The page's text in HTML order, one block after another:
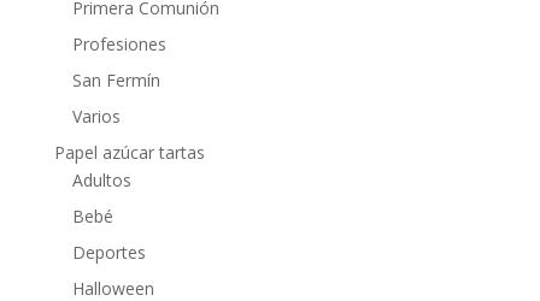
Primera Comunión
Profesiones
San Fermín
Varios
Papel azúcar tartas
Adultos
Bebé
Deportes
Halloween